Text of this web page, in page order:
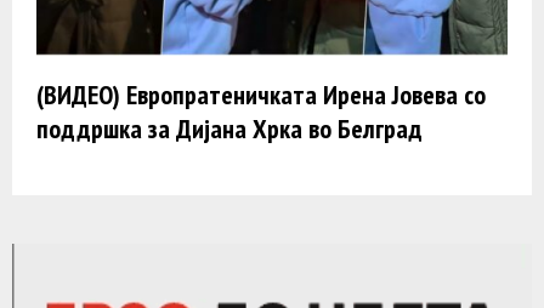
(ВИДЕО) Европратеничката Ирена Јовева со
поддршка за Дијана Хрка во Белград